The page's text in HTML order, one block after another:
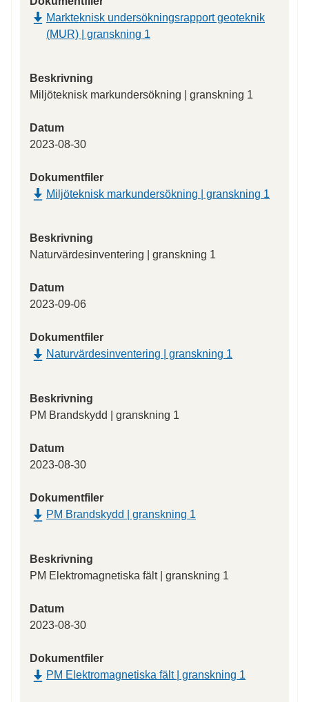
Markteknisk undersökningsrapport geoteknik
(MUR) | granskning 1
Beskrivning
Miljöteknisk markundersökning | granskning 1
Datum
2023-08-30
Dokumentfiler
Miljöteknisk markundersökning | granskning 1
Beskrivning
Naturvärdesinventering | granskning 1
Datum
2023-09-06
Dokumentfiler
Naturvärdesinventering | granskning 1
Beskrivning
PM Brandskydd | granskning 1
Datum
2023-08-30
Dokumentfiler
PM Brandskydd | granskning 1
Beskrivning
PM Elektromagnetiska fält | granskning 1
Datum
2023-08-30
Dokumentfiler
PM Elektromagnetiska fält | granskning 1